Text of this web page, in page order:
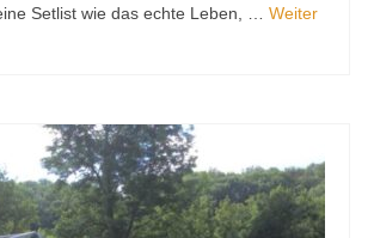
Setlist wie das echte Leben, … Weiter